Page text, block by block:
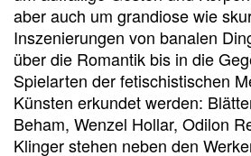
aber auch um grandiose wie
Inszenierungen von banalen
über die Romantik bis in die
Spielarten der fetischistischen
Künsten erkundet werden:
Beham, Wenzel Hollar, Odilon
Klinger stehen neben den